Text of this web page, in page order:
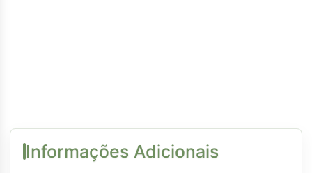
Informações Adicionais